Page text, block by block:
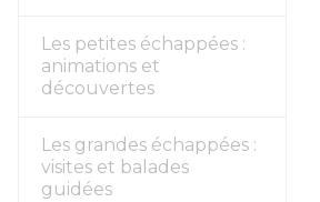
Les petites échappées :
animations et
découvertes
Les grandes échappées :
visites et balades
guidées